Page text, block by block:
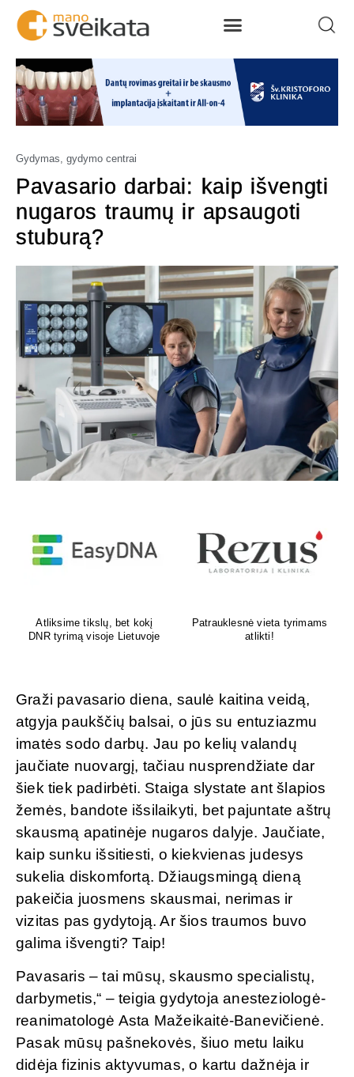
Gydymas, gydymo centrai
Pavasario darbai: kaip išvengti
nugaros traumų ir apsaugoti
stuburą?
Venų ligų diagnostika,
lazerinis ir chirurginis
Psichoterapeutas
M.G.Maksimalietis
Graži pavasario diena, saulė kaitina veidą,
atgyja paukščių balsai, o jūs su entuziazmu
imatės sodo darbų. Jau po kelių valandų
jaučiate nuovargį, tačiau nusprendžiate dar
šiek tiek padirbėti. Staiga slystate ant šlapios
žemės, bandote išsilaikyti, bet pajuntate aštrų
skausmą apatinėje nugaros dalyje. Jaučiate,
kaip sunku išsitiesti, o kiekvienas judesys
sukelia diskomfortą. Džiaugsmingą dieną
pakeičia juosmens skausmai, nerimas ir
vizitas pas gydytoją. Ar šios traumos buvo
galima išvengti? Taip!
Pavasaris – tai mūsų, skausmo specialistų,
darbymetis,“ – teigia gydytoja anesteziologė-
reanimatologė Asta Mažeikaitė-Banevičienė.
Pasak mūsų pašnekovės, šiuo metu laiku
didėja fizinis aktyvumas, o kartu dažnėja ir